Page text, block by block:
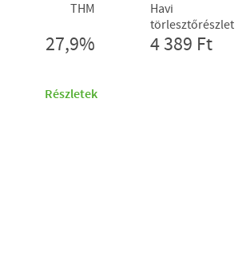
THM
27,9%
Havi
törlesztőrészlet
4 389 Ft
Részletek